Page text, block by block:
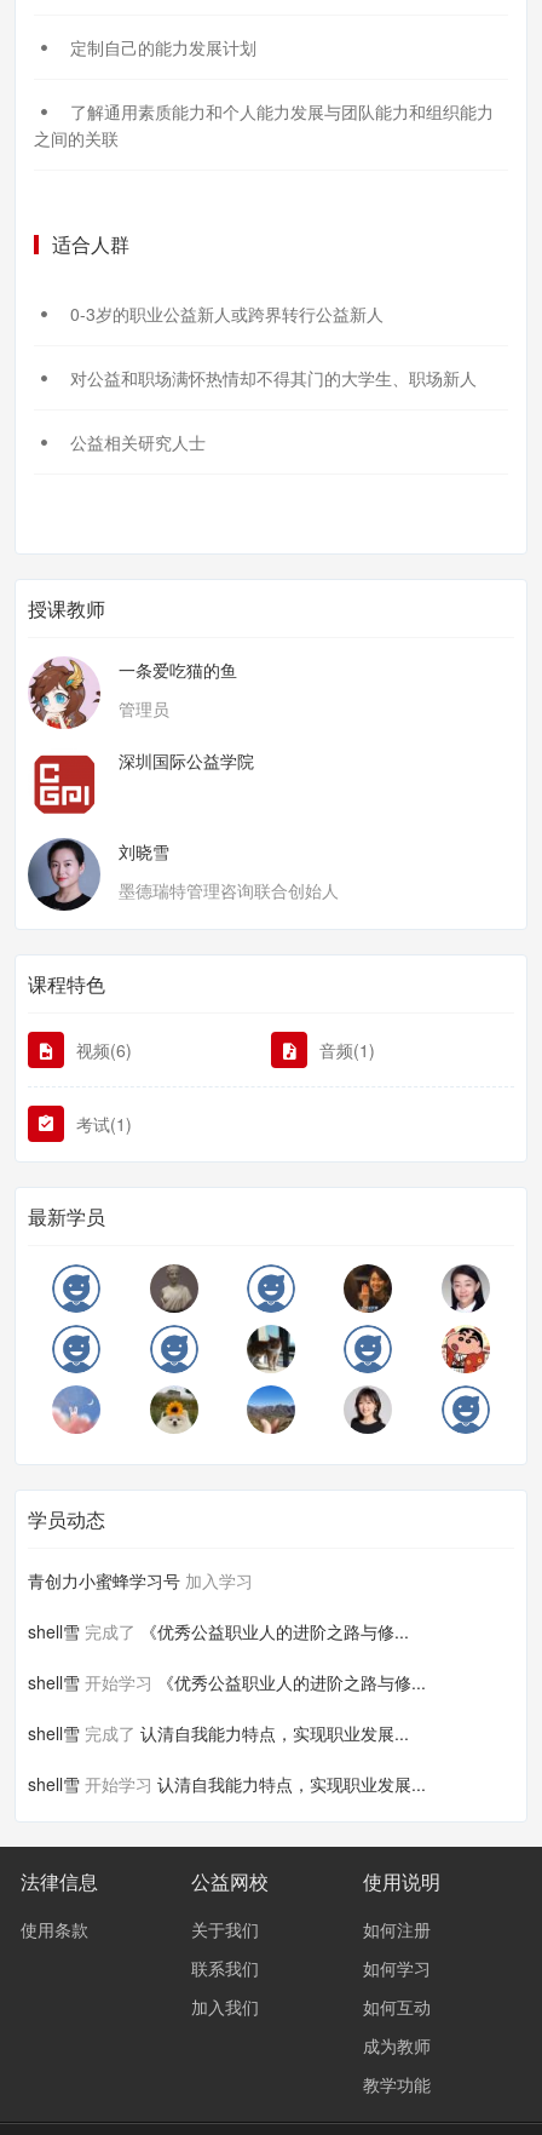
定制自己的能力发展计划
了解通用素质能力和个人能力发展与团队能力和组织能力
之间的关联
适合人群
0-3岁的职业公益新人或跨界转行公益新人
对公益和职场满怀热情却不得其门的大学生、职场新人
公益相关研究人士
授课教师
一条爱吃猫的鱼
管理员
深圳国际公益学院
刘晓雪
墨德瑞特管理咨询联合创始人
课程特色
视频(6) 音频(1)
考试(1)
最新学员
学员动态
青创力小蜜蜂学习号 加入学习
shell雪 完成了 《优秀公益职业人的进阶之路与修...
shell雪 开始学习 《优秀公益职业人的进阶之路与修...
shell雪 完成了 认清自我能力特点，实现职业发展...
shell雪 开始学习 认清自我能力特点，实现职业发展...
法律信息
使用条款
公益网校
关于我们
联系我们
加入我们
使用说明
如何注册
如何学习
如何互动
成为教师
教学功能